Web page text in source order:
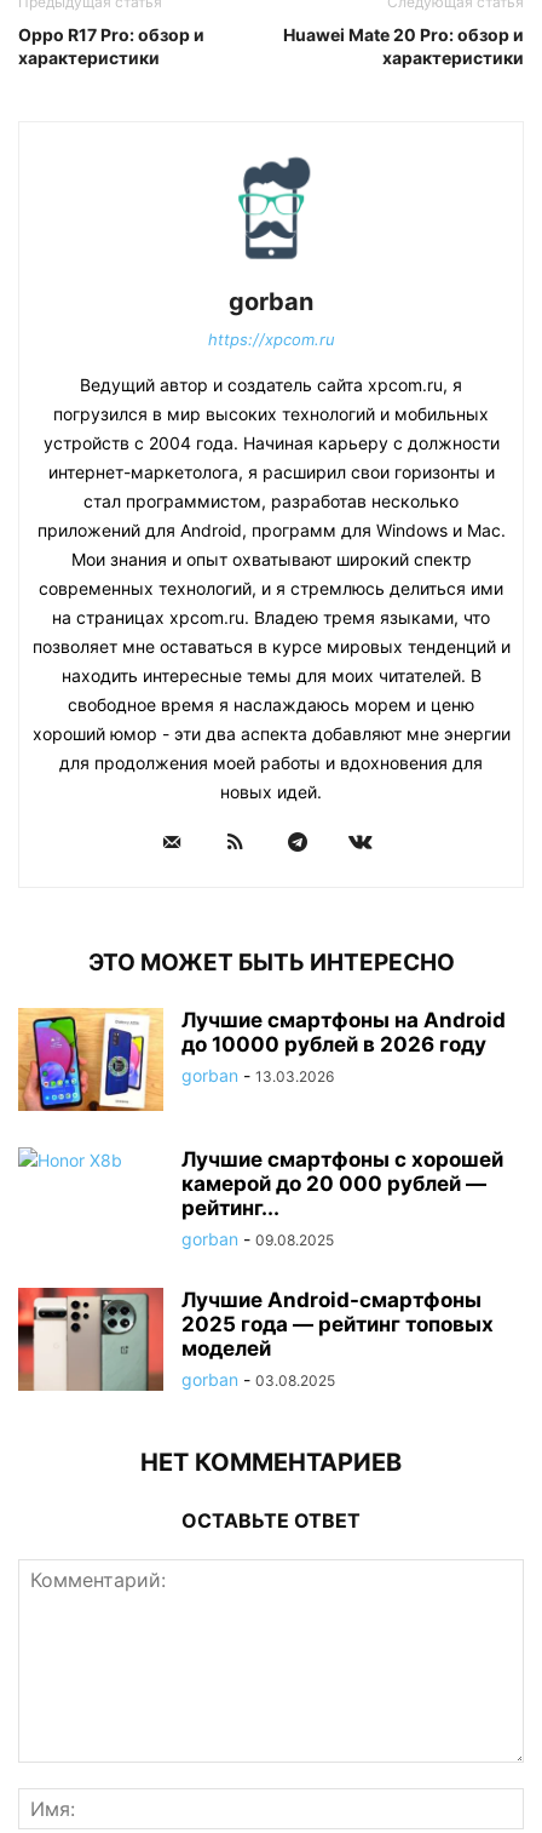
Oppo R17 Pro: обзор и
характеристики
Huawei Mate 20 Pro: обзор и
характеристики
gorban
https://xpcom.ru
Ведущий автор и создатель сайта xpcom.ru, я
погрузился в мир высоких технологий и мобильных
устройств с 2004 года. Начиная карьеру с должности
интернет-маркетолога, я расширил свои горизонты и
стал программистом, разработав несколько
приложений для Android, программ для Windows и Mac.
Мои знания и опыт охватывают широкий спектр
современных технологий, и я стремлюсь делиться ими
на страницах xpcom.ru. Владею тремя языками, что
позволяет мне оставаться в курсе мировых тенденций и
находить интересные темы для моих читателей. В
свободное время я наслаждаюсь морем и ценю
хороший юмор - эти два аспекта добавляют мне энергии
для продолжения моей работы и вдохновения для
новых идей.
ЭТО МОЖЕТ БЫТЬ ИНТЕРЕСНО
Лучшие смартфоны на Android
до 10000 рублей в 2026 году
gorban - 13.03.2026
Лучшие смартфоны с хорошей
камерой до 20 000 рублей —
рейтинг...
gorban - 09.08.2025
Лучшие Android-смартфоны
2025 года — рейтинг топовых
моделей
gorban - 03.08.2025
НЕТ КОММЕНТАРИЕВ
ОСТАВЬТЕ ОТВЕТ